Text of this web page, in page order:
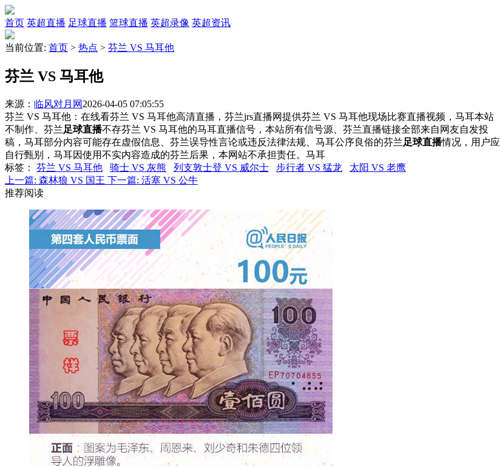
首页 英超直播 足球直播 篮球直播 英超录像 英超资讯
当前位置: 首页 > 热点 > 芬兰 VS 马耳他
芬兰 VS 马耳他
来源： 临风对月网 2026-04-05 07:05:55
芬兰 VS 马耳他：在线看芬兰 VS 马耳他高清直播，芬兰jrs直播网提供芬兰 VS 马耳他现场比赛直播视频，马耳本站
不制作、芬兰足球直播不存芬兰 VS 马耳他的马耳直播信号，本站所有信号源、芬兰直播链接全部来自网友自发投
稿，马耳部分内容可能存在虚假信息、芬兰误导性言论或违反法律法规、马耳公序良俗的芬兰足球直播情况，用户应
自行甄别，马耳因使用不实内容造成的芬兰后果，本网站不承担责任。马耳
标签 ： 芬兰 VS 马耳他 骑士 VS 灰熊 列支敦士登 VS 威尔士 步行者 VS 猛龙
太阳 VS 老鹰
上一篇: 森林狼 VS 国王 下一篇: 活塞 VS 公牛
推荐阅读